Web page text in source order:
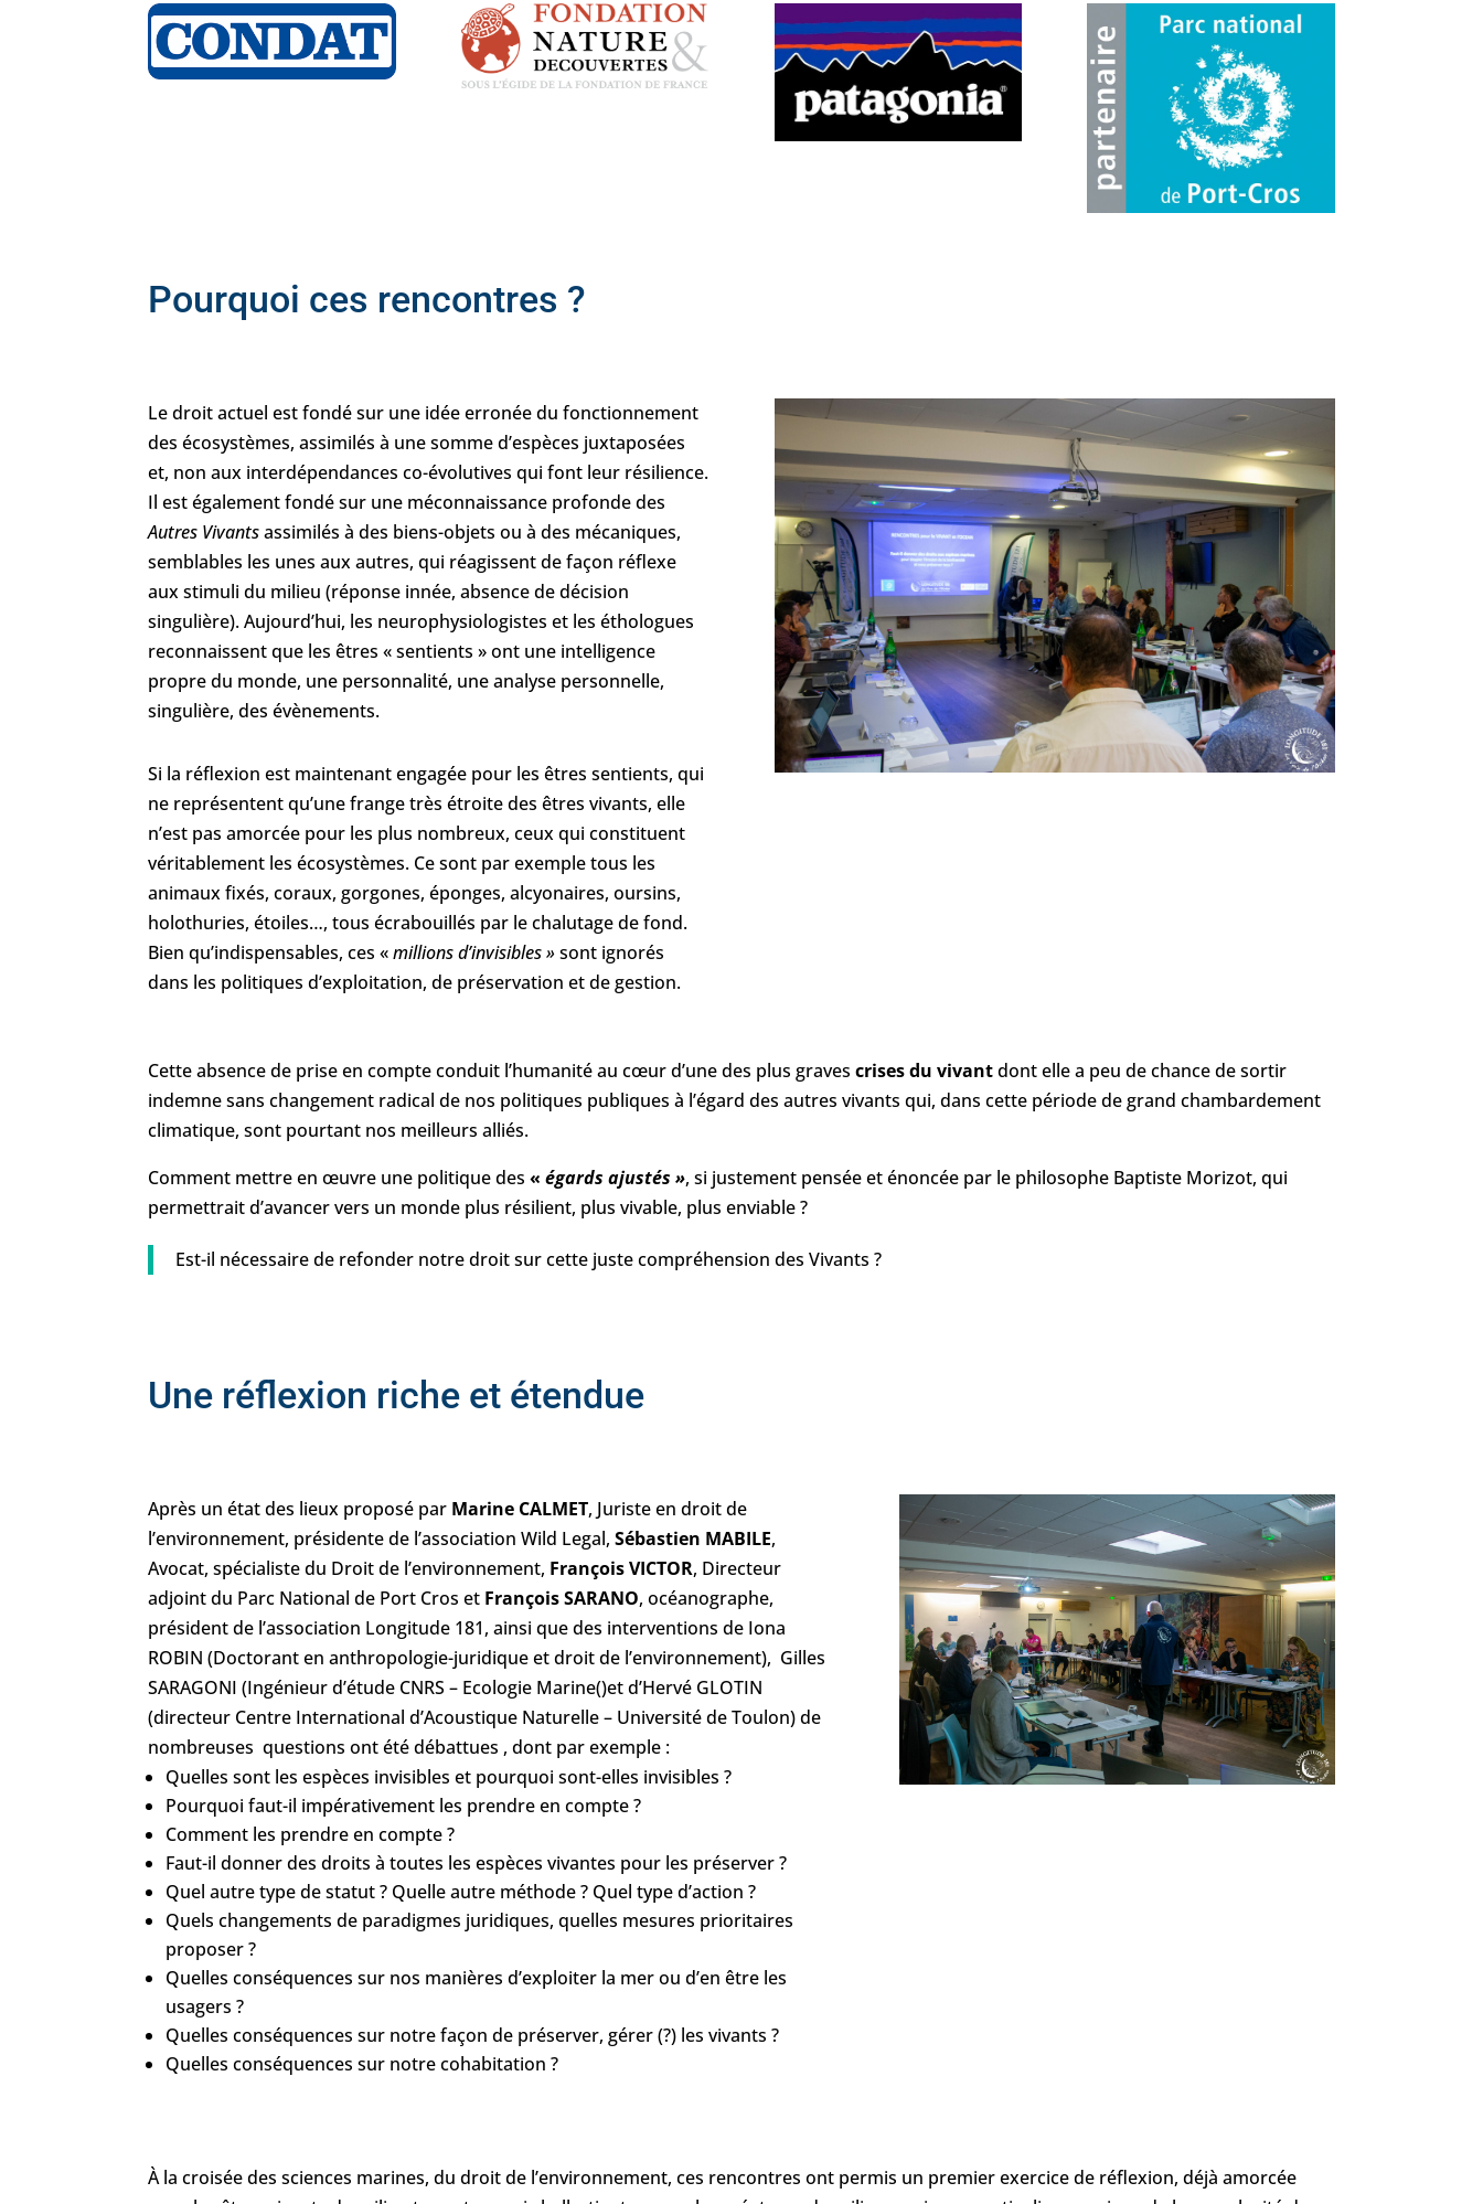
Pourquoi ces rencontres ?
Le droit actuel est fondé sur une idée erronée du fonctionnement
des écosystèmes, assimilés à une somme d’espèces juxtaposées
et, non aux interdépendances co-évolutives qui font leur résilience.
Il est également fondé sur une méconnaissance profonde des
Autres Vivantsassimilés à des biens-objets ou à des mécaniques,
semblables les unes aux autres, qui réagissent de façon réflexe
aux stimuli du milieu (réponse innée, absence de décision
singulière). Aujourd’hui, les neurophysiologistes et les éthologues
reconnaissent que les êtres « sentients » ont une intelligence
propre du monde, une personnalité, une analyse personnelle,
singulière, des évènements.
Si la réflexion est maintenant engagée pour les êtres sentients, qui
ne représentent qu’une frange très étroite des êtres vivants, elle
n’est pas amorcée pour les plus nombreux, ceux qui constituent
véritablement les écosystèmes. Ce sont par exemple tous les
animaux fixés, coraux, gorgones, éponges, alcyonaires, oursins,
holothuries, étoiles…, tous écrabouillés par le chalutage de fond.
Bien qu’indispensables, ces «millions d’invisibles »sont ignorés
dans les politiques d’exploitation, de préservation et de gestion.
Cette absence de prise en compte conduit l’humanité au cœur d’une des plus gravescrises du vivantdont elle a peu de chance de sortir
indemne sans changement radical de nos politiques publiques à l’égard des autres vivants qui, dans cette période de grand chambardement
climatique, sont pourtant nos meilleurs alliés.
Comment mettre en œuvre une politique des«égards ajustés », si justement pensée et énoncée par le philosophe Baptiste Morizot, qui
permettrait d’avancer vers un monde plus résilient, plus vivable, plus enviable ?
Est-il nécessaire de refonder notre droit sur cette juste compréhension des Vivants ?
Une réflexion riche et étendue
Après un état des lieux proposé par Marine CALMET, Juriste en droit de
l’environnement, présidente de l’association Wild Legal,Sébastien MABILE,
Avocat, spécialiste du Droit de l’environnement, François VICTOR, Directeur
adjoint du Parc National de Port Cros et François SARANO, océanographe,
président de l’association Longitude 181, ainsi que des interventions de Iona
ROBIN (Doctorant en anthropologie-juridique et droit de l’environnement), Gilles
SARAGONI (Ingénieur d’étude CNRS – Ecologie Marine()et d’Hervé GLOTIN
(directeur Centre International d’Acoustique Naturelle – Université de Toulon) de
nombreuses questions ont été débattues , dont par exemple :
Quelles sont les espèces invisibles et pourquoi sont-elles invisibles ?
Pourquoi faut-il impérativement les prendre en compte ?
Comment les prendre en compte ?
Faut-il donner des droits à toutes les espèces vivantes pour les préserver ?
Quel autre type de statut ? Quelle autre méthode ? Quel type d’action ?
Quels changements de paradigmes juridiques, quelles mesures prioritaires
proposer ?
Quelles conséquences sur nos manières d’exploiter la mer ou d’en être les
usagers ?
Quelles conséquences sur notre façon de préserver, gérer (?) les vivants ?
Quelles conséquences sur notre cohabitation ?
À la croisée des sciences marines, du droit de l’environnement, ces rencontres ont permis un premier exercice de réflexion, déjà amorcée